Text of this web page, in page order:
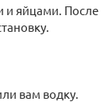
и яйцами. После
вам водку.